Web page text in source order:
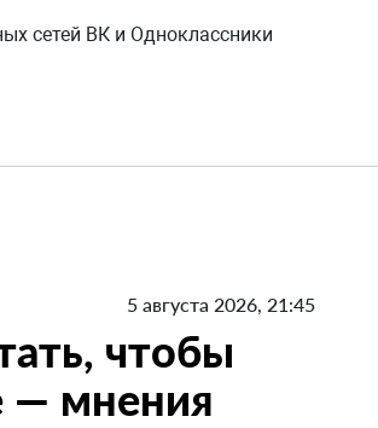
сетей ВК и Одноклассники
5 августа 2026, 21:45
чтобы
— мнения